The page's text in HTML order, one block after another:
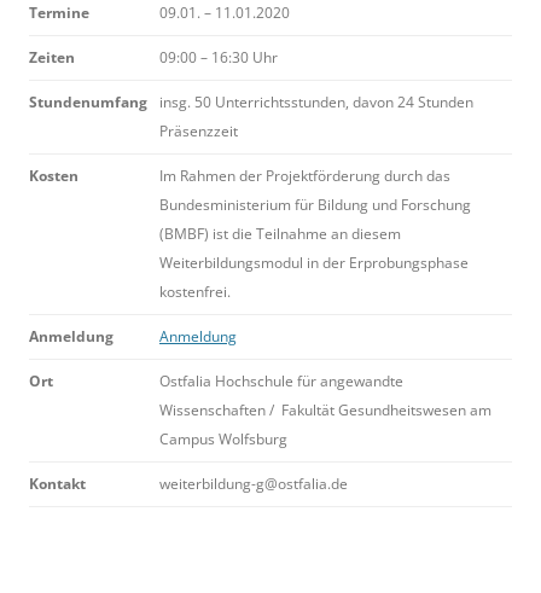
Termine 09.01. – 11.01.2020
Zeiten 09:00 – 16:30 Uhr
Stundenumfang
insg. 50 Unterrichtsstunden, davon 24 Stunden
Präsenzzeit
Kosten
Im Rahmen der Projektförderung durch das
Bundesministerium für Bildung und Forschung
(BMBF) ist die Teilnahme an diesem
Weiterbildungsmodul in der Erprobungsphase
kostenfrei.
Anmeldung Anmeldung
Ort
Ostfalia Hochschule für angewandte
Wissenschaften / Fakultät Gesundheitswesen am
Campus Wolfsburg
Kontakt weiterbildung-g@ostfalia.de